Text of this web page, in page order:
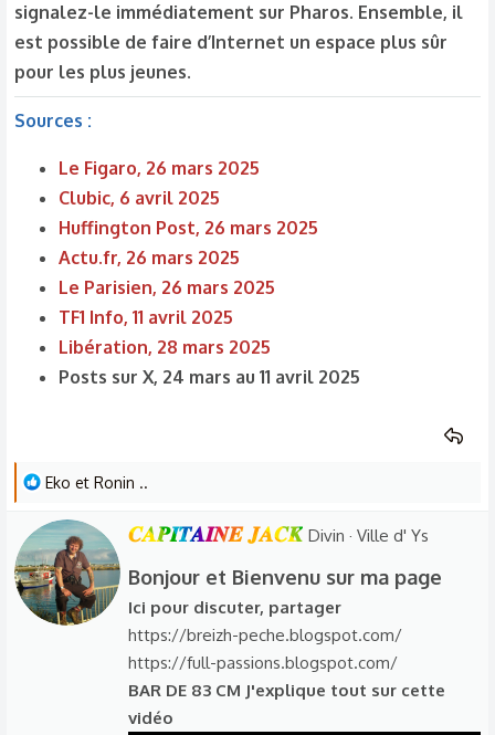
signalez-le immédiatement sur Pharos. Ensemble, il
est possible de faire d’Internet un espace plus sûr
pour les plus jeunes.
Sources :
Le Figaro, 26 mars 2025
Clubic, 6 avril 2025
Huffington Post, 26 mars 2025
Actu.fr, 26 mars 2025
Le Parisien, 26 mars 2025
TF1 Info, 11 avril 2025
Libération, 28 mars 2025
Posts sur X, 24 mars au 11 avril 2025
L
s
r
é
a
Eko et Ronin ..
W
i
t
t
e
n
b
𝑪𝑨𝑷𝑰𝑻𝑨𝑰𝑵𝑬 𝑱𝑨𝑪𝑲 Divin · Ville d' Ys
Bonjour et Bienvenu sur ma page​
Ici pour discuter, partager
https://breizh-peche.blogspot.com/
https://full-passions.blogspot.com/
BAR DE 83 CM J'explique tout sur cette
vidéo